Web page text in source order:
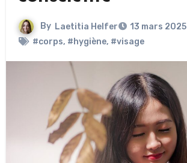
By Laetitia Helfer
13 mars 2025
#corps, #hygiène, #visage